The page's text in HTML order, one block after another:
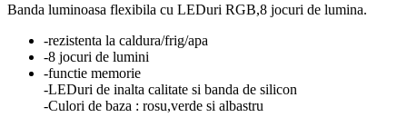
Banda luminoasa flexibila cu LEDuri RGB,8 jocuri de lumina.
-rezistenta la caldura/frig/apa
-8 jocuri de lumini
-functie memorie
-LEDuri de inalta calitate si banda de silicon
-Culori de baza : rosu,verde si albastru